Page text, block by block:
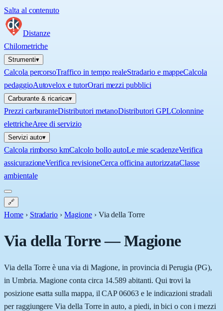
Salta al contenuto
Distanze
Chilometriche
Strumenti▾
Calcola percorsoTraffico in tempo realeStradario e mappeCalcola
pedaggioAutovelox e tutorOrari mezzi pubblici
Carburante & ricarica▾
Prezzi carburanteDistributori metanoDistributori GPLColonnine
elettricheAree di servizio
Servizi auto▾
Calcola rimborso kmCalcolo bollo autoLe mie scadenzeVerifica
assicurazioneVerifica revisioneCerca officina autorizzataClasse
ambientale
🔗
Home › Stradario › Magione › Via della Torre
Via della Torre—Magione
Via della Torre è una via di Magione, in provincia di Perugia (PG),
in Umbria. Magione conta circa 14.589 abitanti. Qui trovi la
posizione esatta sulla mappa, il CAP 06063 e le indicazioni stradali
per raggiungere Via della Torre in auto, a piedi, in bici o con i mezzi